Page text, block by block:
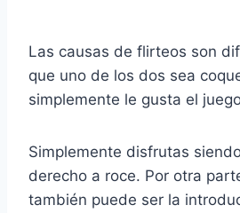
Las causas de flirteos son
que uno de los dos sea
simplemente le gusta el
Simplemente disfrutas
derecho a roce. Por otra
también puede ser la